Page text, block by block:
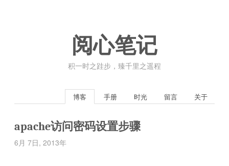
阅心笔记
积一时之跬步，臻千里之遥程
博客 手册 时光 留言 关于
apache访问密码设置步骤
6月 7日, 2013年